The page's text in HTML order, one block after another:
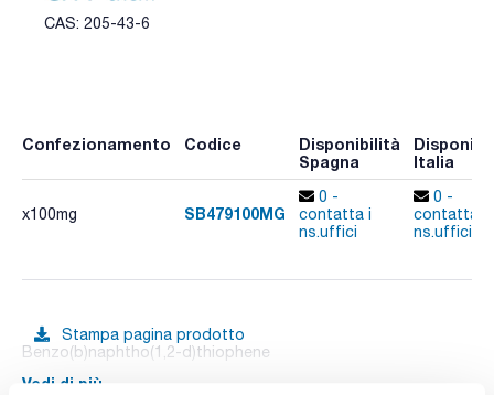
CAS: 205-43-6
Confezionamento Codice
Disponibilità
Spagna
Italia
x100mg SB479100MG
0 -
contatta i
ns.uffici
0 -
contatta i
ns.uffici
Stampa pagina prodotto
Benzo(b)naphtho(1,2-d)thiophene
Vedi di più